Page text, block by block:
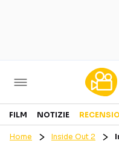
Cinema
FILM NOTIZIE
Home Inside Out 2